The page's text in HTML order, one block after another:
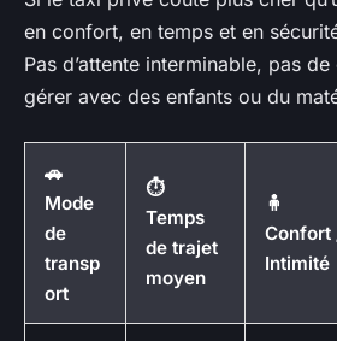
en confort, en temps et en
Pas d’attente interminable, pas
gérer avec des enfants ou du
🚗
Mode
de
transp
ort
⏱️
Temps
de trajet
moyen
🧍
Confort
Intimité